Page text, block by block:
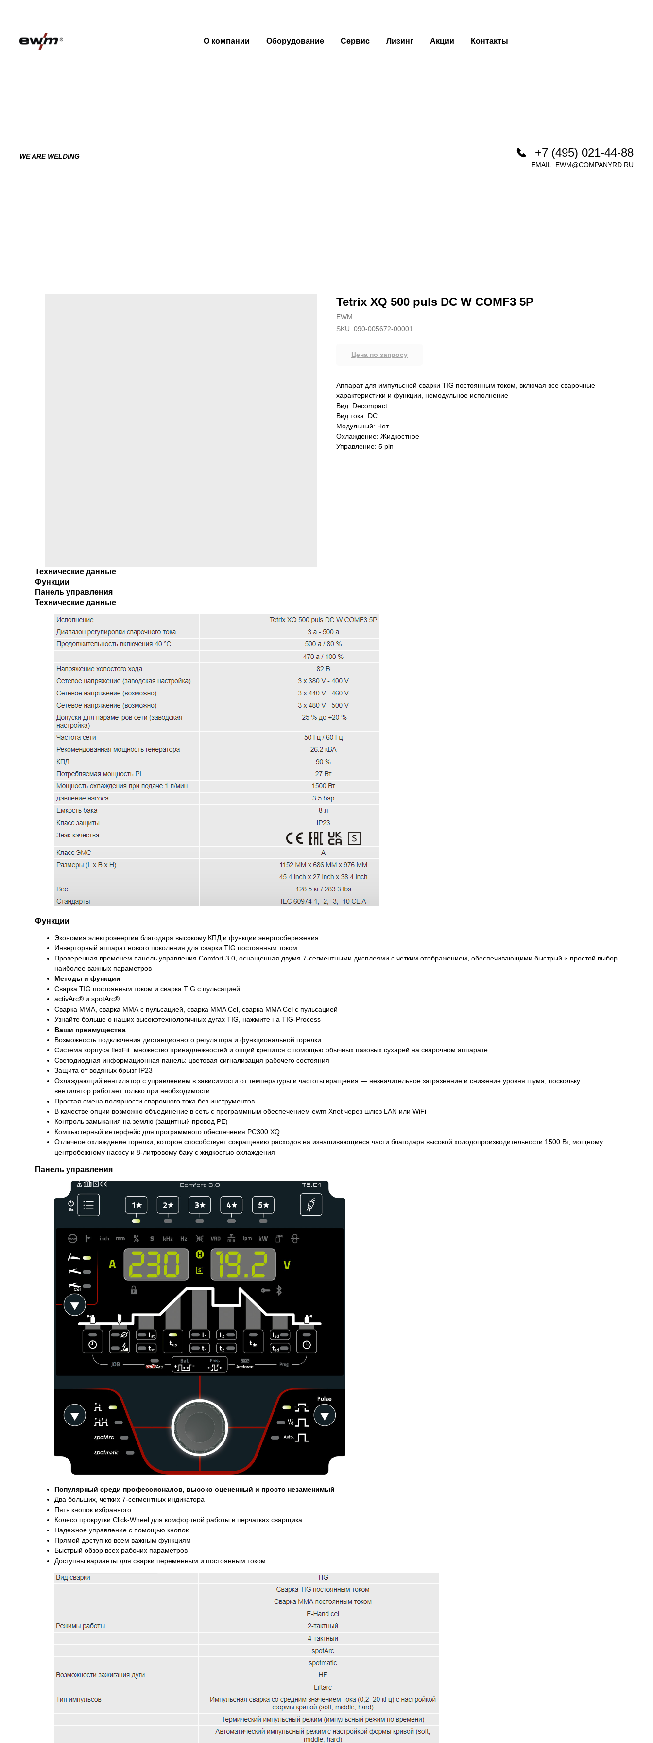
О компании Оборудование Сервис Лизинг Акции Контакты
WE ARE WELDING +7 (495) 021-44-88
EMAIL: EWM@COMPANYRD.RU
Tetrix XQ 500 puls DC W COMF3 5P
EWM
SKU: 090-005672-00001
Цена по запросу
Аппарат для импульсной сварки TIG постоянным током, включая все сварочные
характеристики и функции, немодульное исполнение
Вид: Decompact
Вид тока: DC
Модульный: Нет
Охлаждение: Жидкостное
Управление: 5 pin
Технические данные
Функции
Панель управления
Технические данные
Функции
Экономия электроэнергии благодаря высокому КПД и функции энергосбережения
Инверторный аппарат нового поколения для сварки ТIG постоянным током
Проверенная временем панель управления Comfort 3.0, оснащенная двумя 7-сегментными дисплеями с четким отображением, обеспечивающими быстрый и простой выбор
наиболее важных параметров
Методы и функции
Сварка TIG постоянным током и сварка TIG с пульсацией
activArc® и spotArc®
Сварка MMA, сварка ММА с пульсацией, сварка MMA Cel, сварка MMA Cel с пульсацией
Узнайте больше о наших высокотехнологичных дугах TIG, нажмите на TIG-Process
Ваши преимущества
Возможность подключения дистанционного регулятора и функциональной горелки
Система корпуса flexFit: множество принадлежностей и опций крепится с помощью обычных пазовых сухарей на сварочном аппарате
Светодиодная информационная панель: цветовая сигнализация рабочего состояния
Защита от водяных брызг IP23
Охлаждающий вентилятор с управлением в зависимости от температуры и частоты вращения — незначительное загрязнение и снижение уровня шума, поскольку
вентилятор работает только при необходимости
Простая смена полярности сварочного тока без инструментов
В качестве опции возможно объединение в сеть с программным обеспечением ewm Xnet через шлюз LAN или WiFi
Контроль замыкания на землю (защитный провод PE)
Компьютерный интерфейс для программного обеспечения PC300 XQ
Отличное охлаждение горелки, которое способствует сокращению расходов на изнашивающиеся части благодаря высокой холодопроизводительности 1500 Вт, мощному
центробежному насосу и 8-литровому баку с жидкостью охлаждения
Панель управления
Популярный среди профессионалов, высоко оцененный и просто незаменимый
Два больших, четких 7-сегментных индикатора
Пять кнопок избранного
Колесо прокрутки Click-Wheel для комфортной работы в перчатках сварщика
Надежное управление с помощью кнопок
Прямой доступ ко всем важным функциям
Быстрый обзор всех рабочих параметров
Доступны варианты для сварки переменным и постоянным током